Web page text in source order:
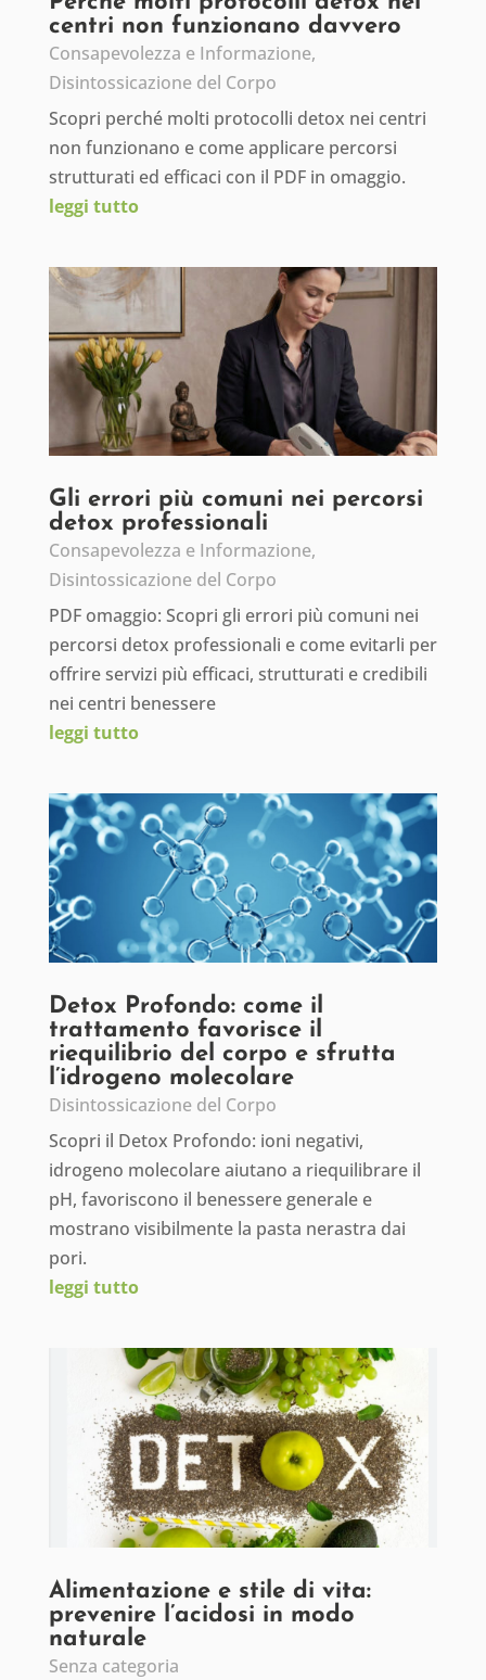
centri non funzionano davvero
Consapevolezza e Informazione,
Disintossicazione del Corpo
Scopri perché molti protocolli detox nei centri
non funzionano e come applicare percorsi
strutturati ed efficaci con il PDF in omaggio.
leggi tutto
Gli errori più comuni nei percorsi
detox professionali
Consapevolezza e Informazione,
Disintossicazione del Corpo
PDF omaggio: Scopri gli errori più comuni nei
percorsi detox professionali e come evitarli per
offrire servizi più efficaci, strutturati e credibili
nei centri benessere
leggi tutto
Detox Profondo: come il
trattamento favorisce il
riequilibrio del corpo e sfrutta
l’idrogeno molecolare
Disintossicazione del Corpo
Scopri il Detox Profondo: ioni negativi,
idrogeno molecolare aiutano a riequilibrare il
pH, favoriscono il benessere generale e
mostrano visibilmente la pasta nerastra dai
pori.
leggi tutto
Alimentazione e stile di vita:
prevenire l’acidosi in modo
naturale
Senza categoria